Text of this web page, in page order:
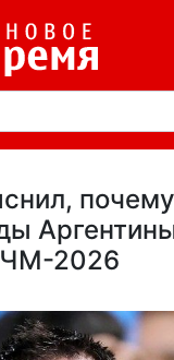
ЧМ-2026